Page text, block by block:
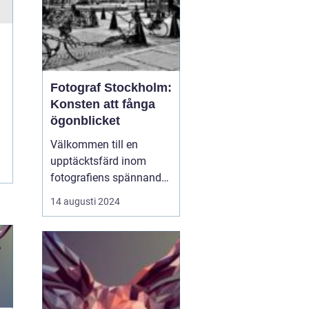
Fotograf Stockholm:
Konsten att fånga
ögonblicket
Välkommen till en
upptäcktsfärd inom
fotografiens spännande
värld, där ljuset,
ögonblicket och staden
sammanflätas i
hantverksmässig
skönhet. I Sveriges
huvudstad, med dess
14 augusti 2024